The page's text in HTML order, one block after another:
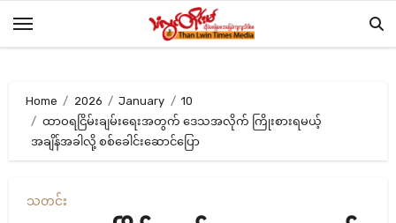
Home 2026 January
10
ထာဝရငြိမ်းချမ်းရေးအတွက် ဒေသအလိုက် ကြိုးစားရမယ့်
အချိန်အခါလို့ စစ်ခေါင်းဆောင်ပြော
သတင်း